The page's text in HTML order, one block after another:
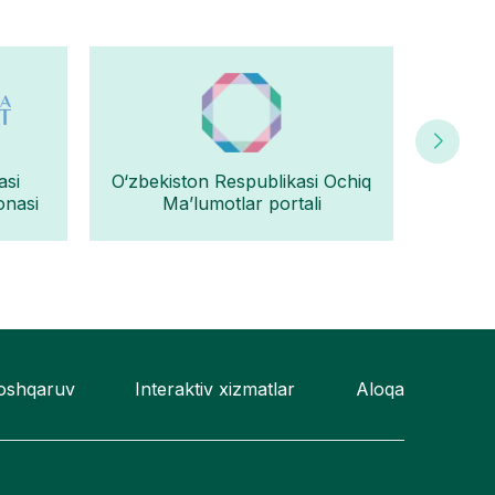
O‘zbekiston Respublikasi Ochiq
Ma’lumotlar portali
Interaktiv xizmatlar Aloqa